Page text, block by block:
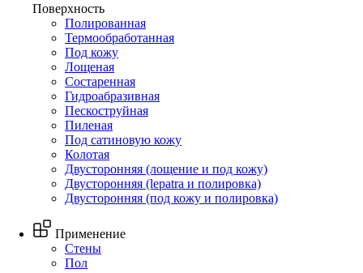
Поверхность
Полированная
Термообработанная
Под кожу
Лощеная
Состаренная
Гидроабразивная
Пескоструйная
Пиленая
Под сатиновую кожу
Колотая
Двусторонняя (лощение и под кожу)
Двусторонняя (lepatra и полировка)
Двусторонняя (под кожу и полировка)
Применение
Стены
Пол